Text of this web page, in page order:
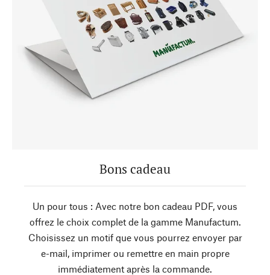
Bons cadeau
Un pour tous : Avec notre bon cadeau PDF, vous
offrez le choix complet de la gamme Manufactum.
Choisissez un motif que vous pourrez envoyer par
e-mail, imprimer ou remettre en main propre
immédiatement après la commande.